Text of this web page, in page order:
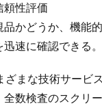
性評価
かどうか、機能
速に確認できる。
まな技術サービ
数検査のスクリ